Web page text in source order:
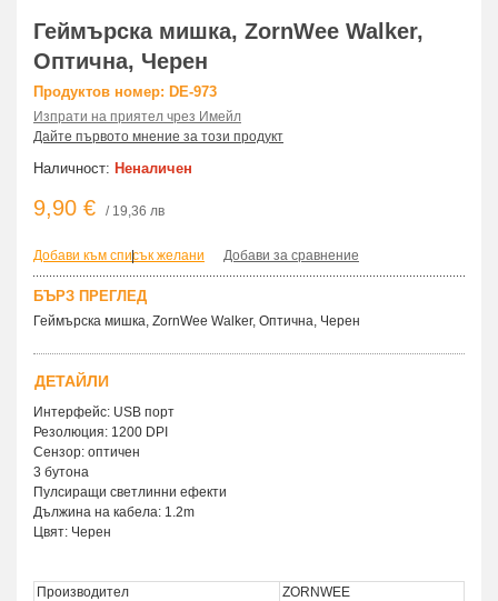
Геймърска мишка, ZornWee Walker,
Оптична, Черен
Продуктов номер: DE-973
Изпрати на приятел чрез Имейл
Дайте първото мнение за този продукт
Наличност: Неналичен
9,90 € / 19,36 лв
Добави към списък желани
| Добави за сравнение
БЪРЗ ПРЕГЛЕД
Геймърска мишка, ZornWee Walker, Оптична, Черен
ДЕТАЙЛИ
Интерфейс: USB порт
Резолюция: 1200 DPI
Сензор: оптичен
3 бутона
Пулсиращи светлинни ефекти
Дължина на кабела: 1.2m
Цвят: Черен
Производител
ZORNWEE